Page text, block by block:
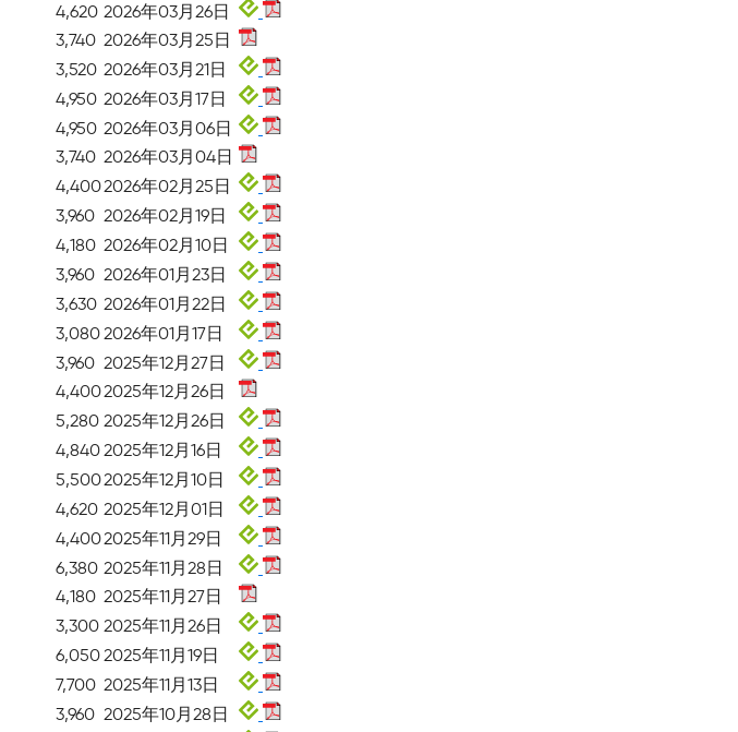
4,620 2026年03月26日
3,740 2026年03月25日
3,520 2026年03月21日
4,950 2026年03月17日
4,950 2026年03月06日
3,740 2026年03月04日
4,4002026年02月25日
3,960 2026年02月19日
4,180 2026年02月10日
3,960 2026年01月23日
3,630 2026年01月22日
3,0802026年01月17日
3,960 2025年12月27日
4,4002025年12月26日
5,280 2025年12月26日
4,8402025年12月16日
5,5002025年12月10日
4,620 2025年12月01日
4,4002025年11月29日
6,380 2025年11月28日
4,180 2025年11月27日
3,300 2025年11月26日
6,0502025年11月19日
7,700 2025年11月13日
3,960 2025年10月28日